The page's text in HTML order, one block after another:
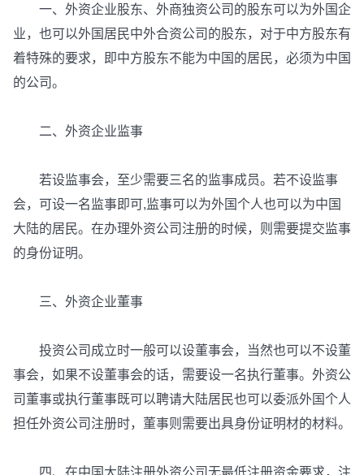
一、外资企业股东、外商独资公司的股东可以为外国企
业，也可以外国居民中外合资公司的股东，对于中方股东有
着特殊的要求，即中方股东不能为中国的居民，必须为中国
的公司。
二、外资企业监事
若设监事会，至少需要三名的监事成员。若不设监事
会，可设一名监事即可,监事可以为外国个人也可以为中国
大陆的居民。在办理外资公司注册的时候，则需要提交监事
的身份证明。
三、外资企业董事
投资公司成立时一般可以设董事会，当然也可以不设董
事会，如果不设董事会的话，需要设一名执行董事。外资公
司董事或执行董事既可以聘请大陆居民也可以委派外国个人
担任外资公司注册时，董事则需要出具身份证明材的材料。